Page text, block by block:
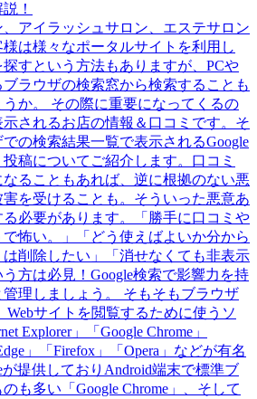
！
アイラッシュサロン、エステサロン
は様々なポータルサイトを利用し
すという方法もありますが、PCや
ラウザの検索窓から検索することも
か。 その際に重要になってくるの
されるお店の情報＆口コミです。そ
の検索結果一覧で表示されるGoogle
稿についてご紹介します。口コミ
ることもあれば、逆に根拠のない悪
を受けることも。そういった悪意あ
必要があります。「勝手に口コミや
怖い。」「どう使えばよいか分から
削除したい」「消せなくても非表示
方は必見！Google検索で影響力を持
理しましょう。 そもそもブラウザ
Webサイトを閲覧するために使うソ
Explorer」「Google Chrome」
」「Firefox」「Opera」などが有名
提供しておりAndroid端末で標準ブ
も多い「Google Chrome」、そして